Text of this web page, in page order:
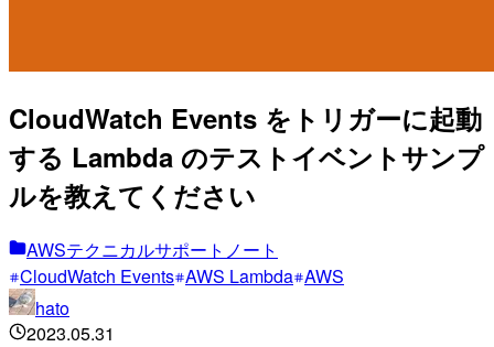
CloudWatch Events をトリガーに起動
する Lambda のテストイベントサンプ
ルを教えてください
AWSテクニカルサポートノート
CloudWatch Events AWS Lambda AWS
hato
2023.05.31